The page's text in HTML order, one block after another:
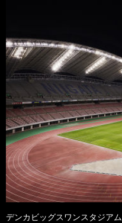
デンカビッグスワンスタジアム